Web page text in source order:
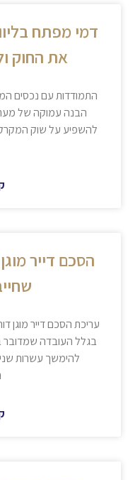
דמי מפתח
את החוק
התמודדות עם נכסים
הבנה עמוקה של
להשפיע על שוק
הסכם דייר
עריכת הסכם דייר מוגן
בגלל העובדה
להימשך עשרות